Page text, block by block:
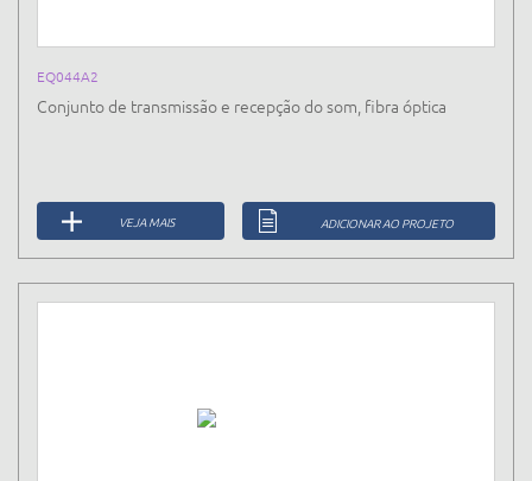
EQ044A2
Conjunto de transmissão e recepção do som, fibra óptica
VEJA MAIS ADICIONAR AO PROJETO